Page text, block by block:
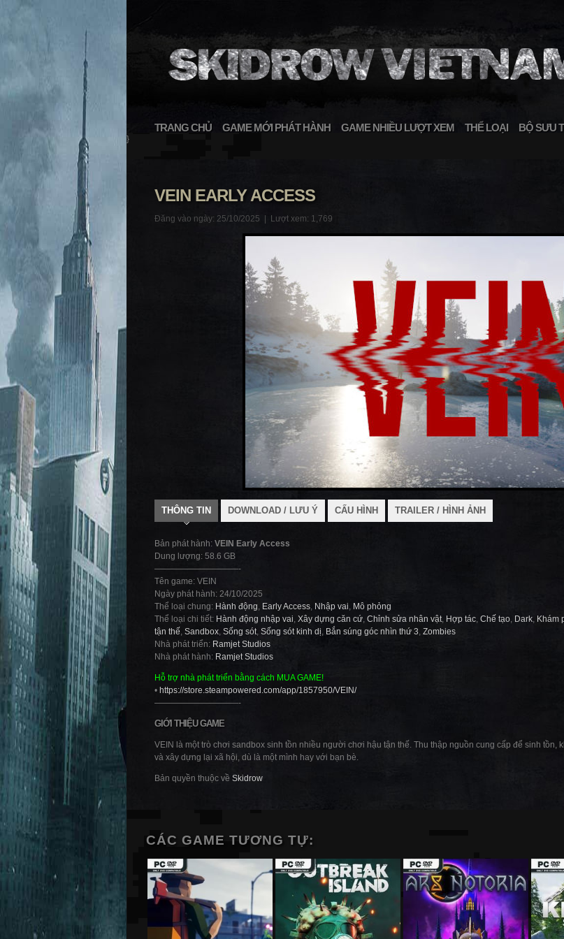
TRANG CHỦ GAME MỚI PHÁT HÀNH GAME NHIỀU LƯỢT XEM THỂ LOẠI BỘ SƯU
}
VEIN EARLY ACCESS
Đăng vào ngày: 25/10/2025 | Lượt xem: 1,769
THÔNG TIN DOWNLOAD / LƯU Ý CẤU HÌNH TRAILER / HÌNH ẢNH
Bản phát hành: VEIN Early Access
Dung lượng: 58.6 GB
——————————-
Tên game: VEIN
Ngày phát hành: 24/10/2025
Thể loại chung: Hành động, Early Access, Nhập vai, Mô phỏng
Thể loại chi tiết: Hành động nhập vai, Xây dựng căn cứ, Chỉnh sửa nhân vật, Hợp tác, Chế tạo, Dark, Khám
tận thế, Sandbox, Sống sót, Sống sót kinh dị, Bắn súng góc nhìn thứ 3, Zombies
Nhà phát triển: Ramjet Studios
Nhà phát hành: Ramjet Studios
Hỗ trợ nhà phát triển bằng cách MUA GAME!
• https://store.steampowered.com/app/1857950/VEIN/
——————————-
GIỚI THIỆU GAME
VEIN là một trò chơi sandbox sinh tồn nhiều người chơi hậu tận thế. Thu thập nguồn cung cấp để sinh tồn,
và xây dựng lại xã hội, dù là một mình hay với bạn bè.
Bản quyền thuộc về Skidrow
CÁC GAME TƯƠNG TỰ: